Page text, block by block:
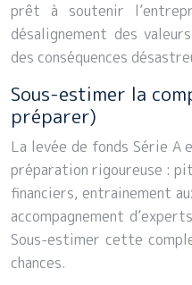
prêt à soutenir
désalignement des
des conséquences
Sous-estimer la
préparer)
La levée de fonds Série A
préparation rigoureuse :
financiers, entrainement
accompagnement
Sous-estimer cette
chances.